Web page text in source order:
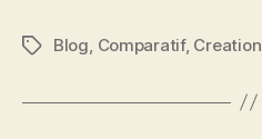
Étiquettes
Blog Comparatif, Creation